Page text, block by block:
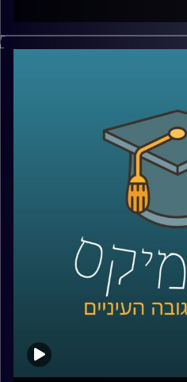
לא נועדו כדי להיות
מרצה בכיר בבית הספר
ומה המחיר של שקרים
בנט לפיד –